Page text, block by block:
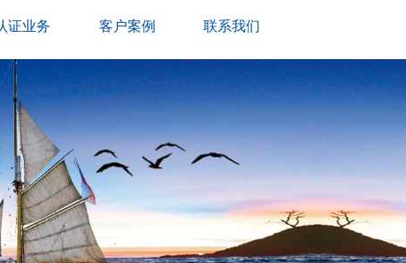
证业务 客户案例 联系我们